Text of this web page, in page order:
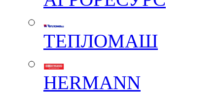
ТЕПЛОМАШ
HERMANN